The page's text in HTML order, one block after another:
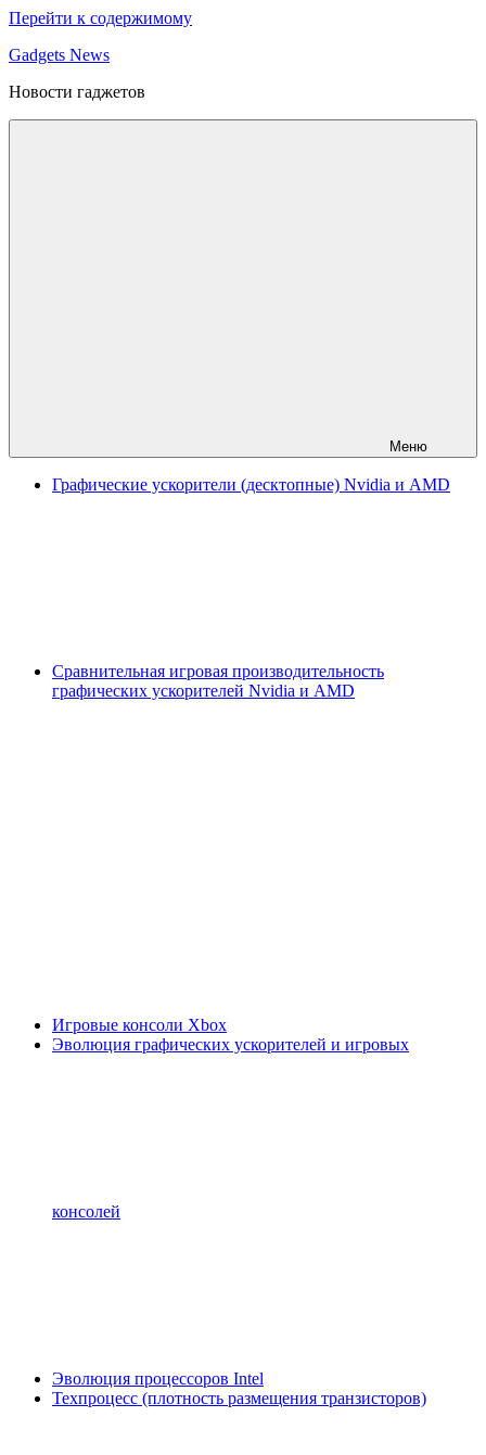
Перейти к содержимому
Gadgets News
Новости гаджетов
Меню
Графические ускорители (десктопные) Nvidia и AMD
Сравнительная игровая производительность
графических ускорителей Nvidia и AMD
Игровые консоли Xbox
Эволюция графических ускорителей и игровых
консолей
Эволюция процессоров Intel
Техпроцесс (плотность размещения транзисторов)